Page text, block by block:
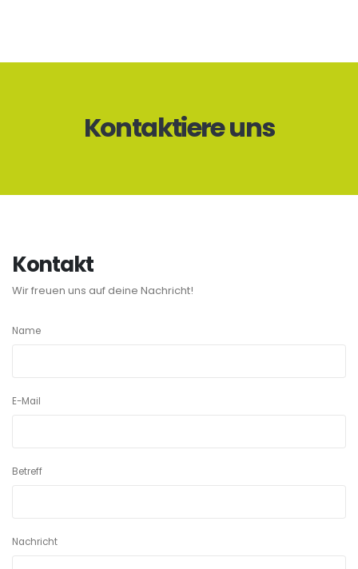
Kontaktiere uns
Kontakt
Wir freuen uns auf deine Nachricht!
Name
E-Mail
Betreff
Nachricht